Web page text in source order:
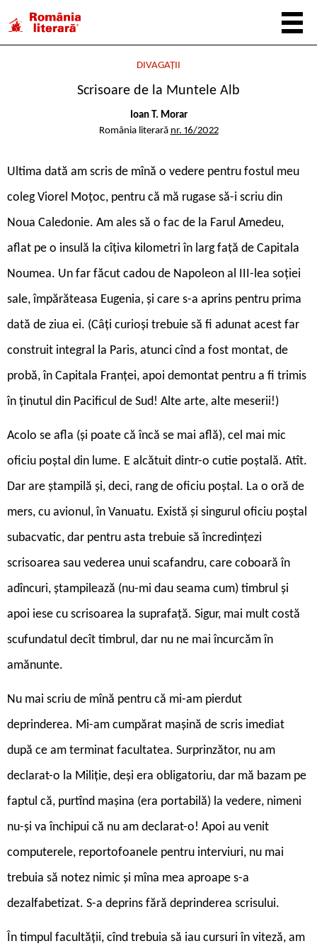
DIVAGAȚII
Scrisoare de la Muntele Alb
Ioan T. Morar
România literară nr. 16/2022
U ltima dată am scris de mînă o vedere pentru fostul meu
coleg Viorel Moțoc, pentru că mă rugase să-i scriu din
Noua Caledonie. Am ales să o fac de la Farul Amedeu,
aflat pe o insulă la cîțiva kilometri în larg față de Capitala
Noumea. Un far făcut cadou de Napoleon al III-lea soției
sale, împărăteasa Eugenia, și care s-a aprins pentru prima
dată de ziua ei. (Câți curioși trebuie să fi adunat acest far
construit integral la Paris, atunci cînd a fost montat, de
probă, în Capitala Franței, apoi demontat pentru a fi trimis
în ținutul din Pacificul de Sud! Alte arte, alte meserii!)
Acolo se afla (și poate că încă se mai află), cel mai mic
oficiu poștal din lume. E alcătuit dintr-o cutie poștală. Atît.
Dar are ștampilă și, deci, rang de oficiu poștal. La o oră de
mers, cu avionul, în Vanuatu. Există și singurul oficiu poștal
subacvatic, dar pentru asta trebuie să încredințezi
scrisoarea sau vederea unui scafandru, care coboară în
adîncuri, ștampilează (nu-mi dau seama cum) timbrul și
apoi iese cu scrisoarea la suprafață. Sigur, mai mult costă
scufundatul decît timbrul, dar nu ne mai încurcăm în
amănunte.
Nu mai scriu de mînă pentru că mi-am pierdut
deprinderea. Mi-am cumpărat mașină de scris imediat
după ce am terminat facultatea. Surprinzător, nu am
declarat-o la Miliție, deși era obligatoriu, dar mă bazam pe
faptul că, purtînd mașina (era portabilă) la vedere, nimeni
nu-și va închipui că nu am declarat-o! Apoi au venit
computerele, reportofoanele pentru interviuri, nu mai
trebuia să notez nimic și mîna mea aproape s-a
dezalfabetizat. S-a deprins fără deprinderea scrisului.
În timpul facultății, cînd trebuia să iau cursuri în viteză, am